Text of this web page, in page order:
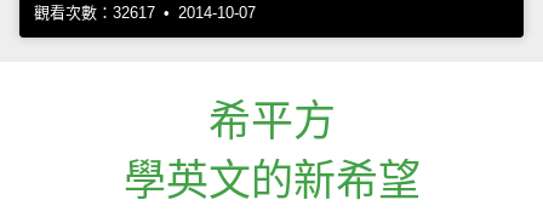
觀看次數：32617 • 2014-10-07
希平方
學英文的新希望